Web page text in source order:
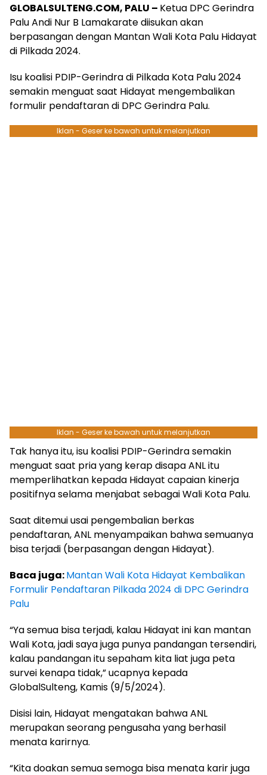
GLOBALSULTENG.COM, PALU – Ketua DPC Gerindra
Palu Andi Nur B Lamakarate diisukan akan
berpasangan dengan Mantan Wali Kota Palu Hidayat
di Pilkada 2024.
Isu koalisi PDIP-Gerindra di Pilkada Kota Palu 2024
semakin menguat saat Hidayat mengembalikan
formulir pendaftaran di DPC Gerindra Palu.
Iklan - Geser ke bawah untuk melanjutkan
Iklan - Geser ke bawah untuk melanjutkan
Tak hanya itu, isu koalisi PDIP-Gerindra semakin
menguat saat pria yang kerap disapa ANL itu
memperlihatkan kepada Hidayat capaian kinerja
positifnya selama menjabat sebagai Wali Kota Palu.
Saat ditemui usai pengembalian berkas
pendaftaran, ANL menyampaikan bahwa semuanya
bisa terjadi (berpasangan dengan Hidayat).
Baca juga:Mantan Wali Kota Hidayat Kembalikan
Formulir Pendaftaran Pilkada 2024 di DPC Gerindra
Palu
“Ya semua bisa terjadi, kalau Hidayat ini kan mantan
Wali Kota, jadi saya juga punya pandangan tersendiri,
kalau pandangan itu sepaham kita liat juga peta
survei kenapa tidak,” ucapnya kepada
GlobalSulteng, Kamis (9/5/2024).
Disisi lain, Hidayat mengatakan bahwa ANL
merupakan seorang pengusaha yang berhasil
menata karirnya.
“Kita doakan semua semoga bisa menata karir juga